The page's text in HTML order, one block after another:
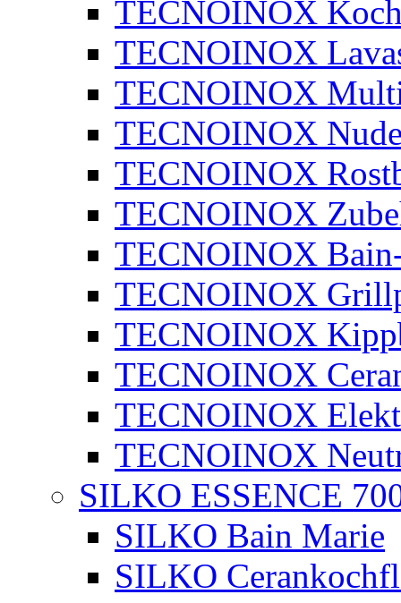
TECNOINOX
TECNOINOX
TECNOINOX
TECNOINOX
TECNOINOX
TECNOINOX
TECNOINOX
TECNOINOX
TECNOINOX
TECNOINOX
TECNOINOX
TECNOINOX
SILKO ESSENCE
SILKO Bain Marie
SILKO